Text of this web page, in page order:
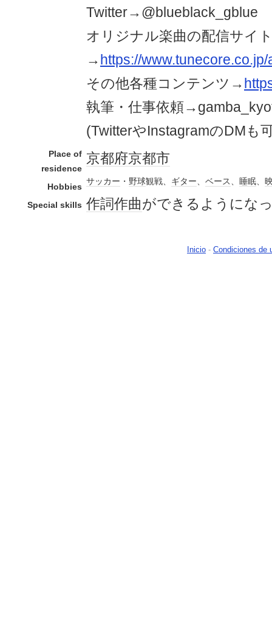
Twitter→@blueblack_gblue
オリジナル楽曲の配信サイ
→ https://
その他各種コンテンツ→
執筆・仕事依頼
(TwitterやInstagramのDMも
Place of
residence
京都府京都市
Hobbies
サッカー ・ 野球観戦、 ギター、 ベース、 睡眠、
Special skills 作詞作曲ができるようにな
Inicio - Condiciones de